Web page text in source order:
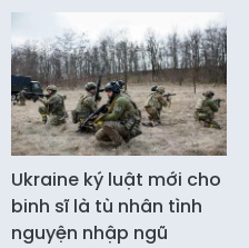
Ukraine ký luật mới cho
binh sĩ là tù nhân tình
nguyện nhập ngũ